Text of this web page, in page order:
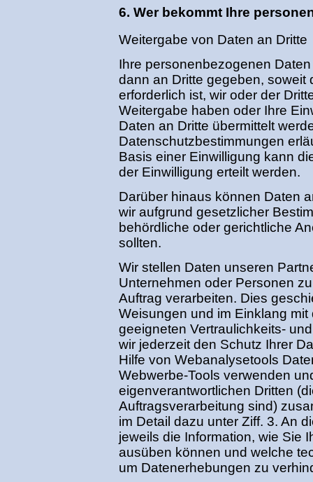
6. Wer bekommt Ihre
Weitergabe von Daten an Dritte
Ihre personenbezogenen
dann an Dritte gegeben, soweit
erforderlich ist, wir oder der
Weitergabe haben oder Ihre
Daten an Dritte übermittelt
Datenschutzbestimmungen
Basis einer Einwilligung kann
der Einwilligung erteilt werden.
Darüber hinaus können Daten
wir aufgrund gesetzlicher
behördliche oder gerichtliche
sollten.
Wir stellen Daten unseren
Unternehmen oder Personen
Auftrag verarbeiten. Dies
Weisungen und im Einklang
geeigneten Vertraulichkeits-
wir jederzeit den Schutz Ihrer
Hilfe von Webanalysetools
Webwerbe-Tools verwenden
eigenverantwortlichen Dritten
Auftragsverarbeitung sind)
im Detail dazu unter Ziff. 3. An
jeweils die Information, wie Sie
ausüben können und welche
um Datenerhebungen zu